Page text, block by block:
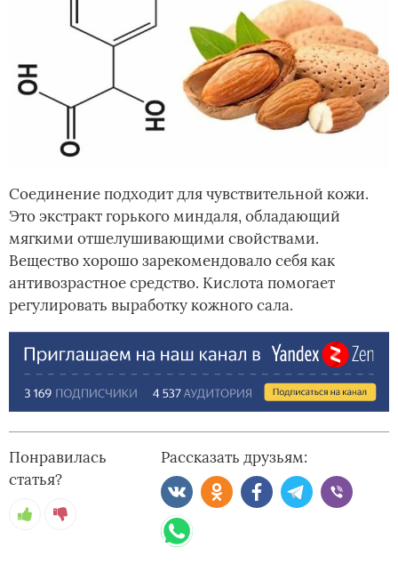
Соединение подходит для чувствительной кожи.
Это экстракт горького миндаля, обладающий
мягкими отшелушивающими свойствами.
Вещество хорошо зарекомендовало себя как
антивозрастное средство. Кислота помогает
регулировать выработку кожного сала.
Понравилась
статья?
Рассказать друзьям: